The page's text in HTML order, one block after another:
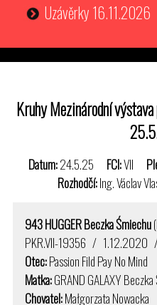
Uzávěrky 16.11.2026
Kruhy Mezinárodní
Datum:24.5.25 FCI:VII
Rozhodčí:Ing. Václav
943 HUGGER Beczka Śmiechu
PKR.VII-19356 / 1.12.2020
Otec:Passion Fild Pay No Mind
Matka:GRAND GALAXY
Chovatel:Małgorzata Nowacka